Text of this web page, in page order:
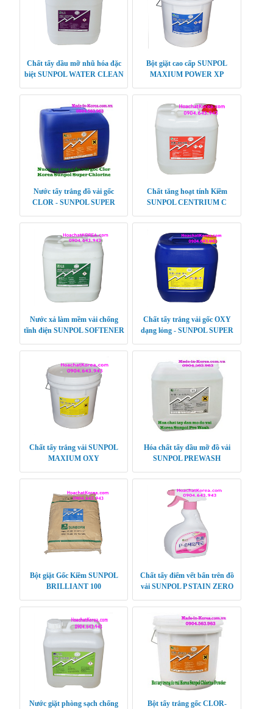
Chất tẩy dầu mỡ nhũ hóa đặc
biệt SUNPOL WATER CLEAN
Bột giặt cao cấp SUNPOL
MAXIUM POWER XP
Nước tẩy trắng đồ vải gốc
CLOR - SUNPOL SUPER
Chất tăng hoạt tính Kiềm
SUNPOL CENTRIUM C
Nước xả làm mềm vải chống
tĩnh điện SUNPOL SOFTENER
Chất tẩy trắng vải gốc OXY
dạng lỏng - SUNPOL SUPER
Chất tẩy trắng vải SUNPOL
MAXIUM OXY
Hóa chất tẩy dầu mỡ đồ vải
SUNPOL PREWASH
Bột giặt Gốc Kiềm SUNPOL
BRILLIANT 100
Chất tẩy điểm vết bẩn trên đồ
vải SUNPOL P STAIN ZERO
Nước giặt phòng sạch chống
Bột tẩy trắng gốc CLOR-